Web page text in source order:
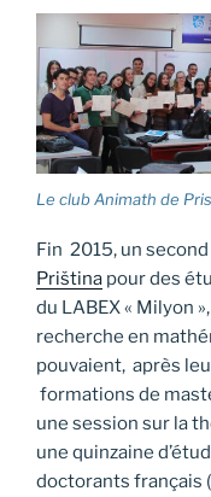
Le club Animath de
Fin 2015, un
Priština pour des
du LABEX « Milyon
recherche en
pouvaient, après
formations de
une session sur la
une quinzaine
doctorants français